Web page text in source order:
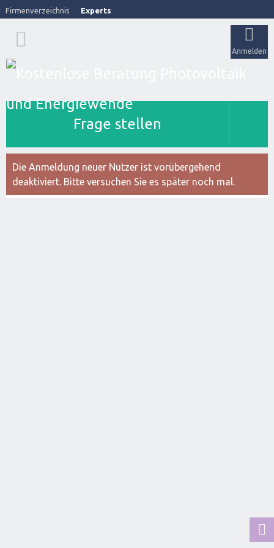
Firmenverzeichnis Experts
Anmelden
Frage stellen
Die Anmeldung neuer Nutzer ist vorübergehend
deaktiviert. Bitte versuchen Sie es später noch mal.